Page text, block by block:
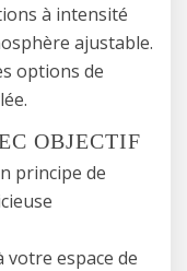
à intensité
ajustable.
options de
OBJECTIF
principe de
espace de